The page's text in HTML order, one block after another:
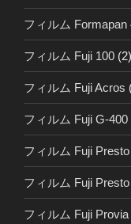
フィルム Formapan
フィルム Fuji 100 (2)
フィルム Fuji Acros
フィルム Fuji G-400
フィルム Fuji Presto
フィルム Fuji
フィルム Fuji Provia